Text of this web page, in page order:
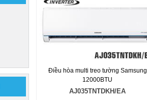
Điều hòa multi treo tường Samsung
12000BTU
AJ035TNTDKH/EA